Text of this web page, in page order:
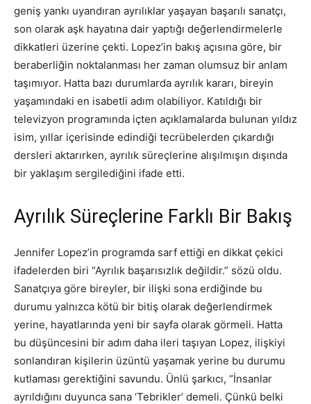
geniş yankı uyandıran ayrılıklar yaşayan başarılı sanatçı,
son olarak aşk hayatına dair yaptığı değerlendirmelerle
dikkatleri üzerine çekti. Lopez’in bakış açısına göre, bir
beraberliğin noktalanması her zaman olumsuz bir anlam
taşımıyor. Hatta bazı durumlarda ayrılık kararı, bireyin
yaşamındaki en isabetli adım olabiliyor. Katıldığı bir
televizyon programında içten açıklamalarda bulunan yıldız
isim, yıllar içerisinde edindiği tecrübelerden çıkardığı
dersleri aktarırken, ayrılık süreçlerine alışılmışın dışında
bir yaklaşım sergilediğini ifade etti.
Ayrılık Süreçlerine Farklı Bir Bakış
Jennifer Lopez’in programda sarf ettiği en dikkat çekici
ifadelerden biri “Ayrılık başarısızlık değildir.” sözü oldu.
Sanatçıya göre bireyler, bir ilişki sona erdiğinde bu
durumu yalnızca kötü bir bitiş olarak değerlendirmek
yerine, hayatlarında yeni bir sayfa olarak görmeli. Hatta
bu düşüncesini bir adım daha ileri taşıyan Lopez, ilişkiyi
sonlandıran kişilerin üzüntü yaşamak yerine bu durumu
kutlaması gerektiğini savundu. Ünlü şarkıcı, “İnsanlar
ayrıldığını duyunca sana ‘Tebrikler’ demeli. Çünkü belki